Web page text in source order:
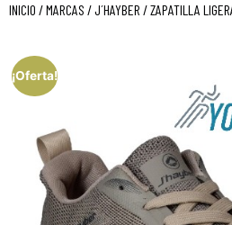
INICIO /MARCAS /J´HAYBER / ZAPATILLA
¡Oferta!